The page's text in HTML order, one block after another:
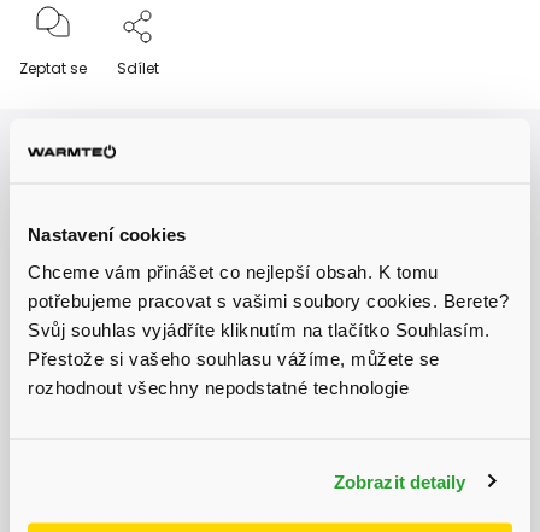
Nastavení cookies
Chceme vám přinášet co nejlepší obsah. K tomu
potřebujeme pracovat s vašimi soubory cookies. Berete?
Svůj souhlas vyjádříte kliknutím na tlačítko Souhlasím.
Přestože si vašeho souhlasu vážíme, můžete se
rozhodnout všechny nepodstatné technologie
Zobrazit detaily
Zeptat se Sdílet
nadměrných nákladů kamkoliv v ČR
Garance doručení